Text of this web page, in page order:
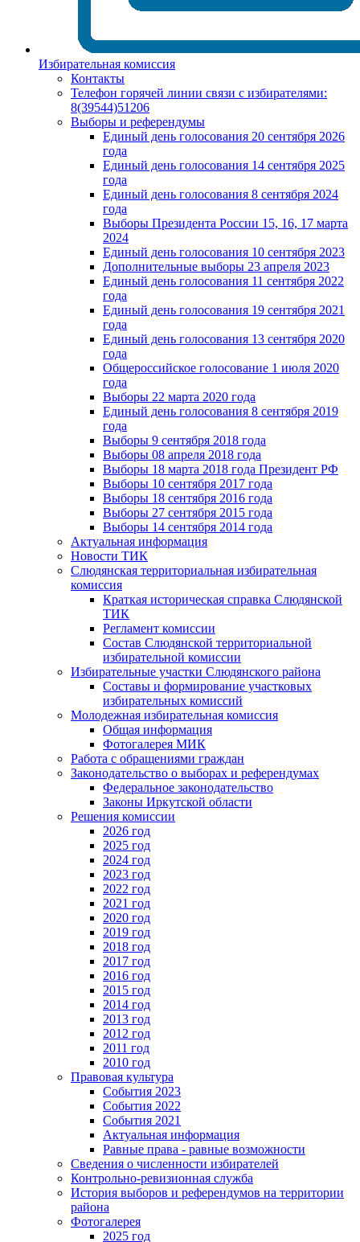
Избирательная комиссия
Контакты
Телефон горячей линии связи с избирателями:
8(39544)51206
Выборы и референдумы
Единый день голосования 20 сентября 2026
года
Единый день голосования 14 сентября 2025
года
Единый день голосования 8 сентября 2024
года
Выборы Президента России 15, 16, 17 марта
2024
Единый день голосования 10 сентября 2023
Дополнительные выборы 23 апреля 2023
Единый день голосования 11 сентября 2022
года
Единый день голосования 19 сентября 2021
года
Единый день голосования 13 сентября 2020
года
Общероссийское голосование 1 июля 2020
года
Выборы 22 марта 2020 года
Единый день голосования 8 сентября 2019
года
Выборы 9 сентября 2018 года
Выборы 08 апреля 2018 года
Выборы 18 марта 2018 года Президент РФ
Выборы 10 сентября 2017 года
Выборы 18 сентября 2016 года
Выборы 27 сентября 2015 года
Выборы 14 сентября 2014 года
Актуальная информация
Новости ТИК
Слюдянская территориальная избирательная
комиссия
Краткая историческая справка Слюдянской
ТИК
Регламент комиссии
Состав Слюдянской территориальной
избирательной комиссии
Избирательные участки Слюдянского района
Составы и формирование участковых
избирательных комиссий
Молодежная избирательная комиссия
Общая информация
Фотогалерея МИК
Работа с обращениями граждан
Законодательство о выборах и референдумах
Федеральное законодательство
Законы Иркутской области
Решения комиссии
2026 год
2025 год
2024 год
2023 год
2022 год
2021 год
2020 год
2019 год
2018 год
2017 год
2016 год
2015 год
2014 год
2013 год
2012 год
2011 год
2010 год
Правовая культура
События 2023
События 2022
События 2021
Актуальная информация
Равные права - равные возможности
Сведения о численности избирателей
Контрольно-ревизионная служба
История выборов и референдумов на территории
района
Фотогалерея
2025 год